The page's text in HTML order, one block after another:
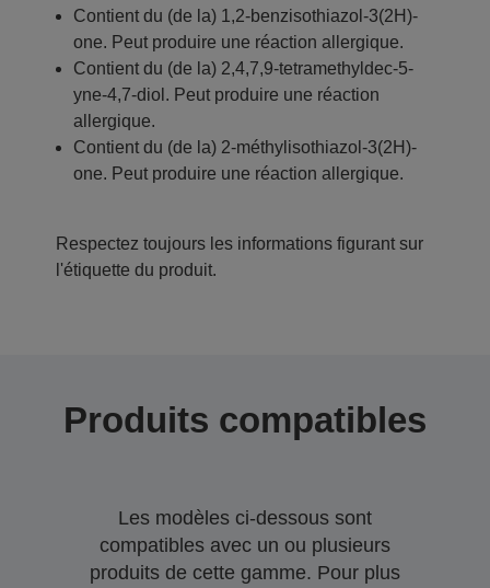
Contient du (de la) 1,2-benzisothiazol-3(2H)-
one. Peut produire une réaction allergique.
Contient du (de la) 2,4,7,9-tetramethyldec-5-
yne-4,7-diol. Peut produire une réaction
allergique.
Contient du (de la) 2-méthylisothiazol-3(2H)-
one. Peut produire une réaction allergique.
Respectez toujours les informations figurant sur
l'étiquette du produit.
Produits compatibles
Les modèles ci-dessous sont
compatibles avec un ou plusieurs
produits de cette gamme. Pour plus